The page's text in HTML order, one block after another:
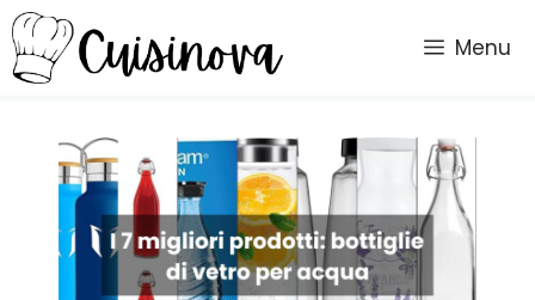
Vai
al
contenuto
Menu